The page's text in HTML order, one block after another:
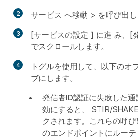
2 サービス へ移動 > を呼び出し
3 [サービスの設定 ] に進 み、[
でスクロールします。
4
トグルを使用して、以下のオ
ブにします。
発信者ID認証に失敗した通
効にすると、 STIR/
クされます。これらの呼
のエンドポイントにルー